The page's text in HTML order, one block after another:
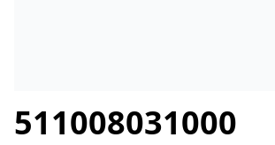
511008031000